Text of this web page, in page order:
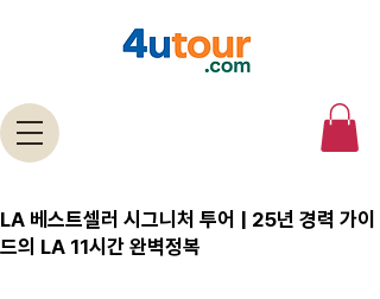
LA 베스트셀러 시그니처 투어 | 25년 경력 가이
드의 LA 11시간 완벽정복